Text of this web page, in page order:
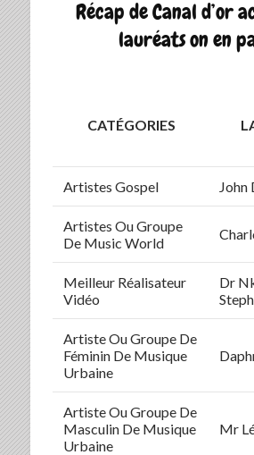
Récap de Canal d’or
lauréats on en
CATÉGORIES
Artistes Gospel John
Artistes Ou Groupe
De Music World
Meilleur Réalisateur
Vidéo
Dr
Artiste Ou Groupe De
Féminin De Musique
Urbaine
Artiste Ou Groupe De
Masculin De Musique
Urbaine
Mr